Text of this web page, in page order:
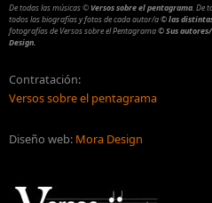
De todas las músicas© Versos sobre el pentagrama. De
todos las biografías y fotos de cada autor/a© las
fotografías de Versos sobre el Pentagrama© Sus
Design.
Contratación:
Versos sobre el pentagrama
Diseño web: Mora Design